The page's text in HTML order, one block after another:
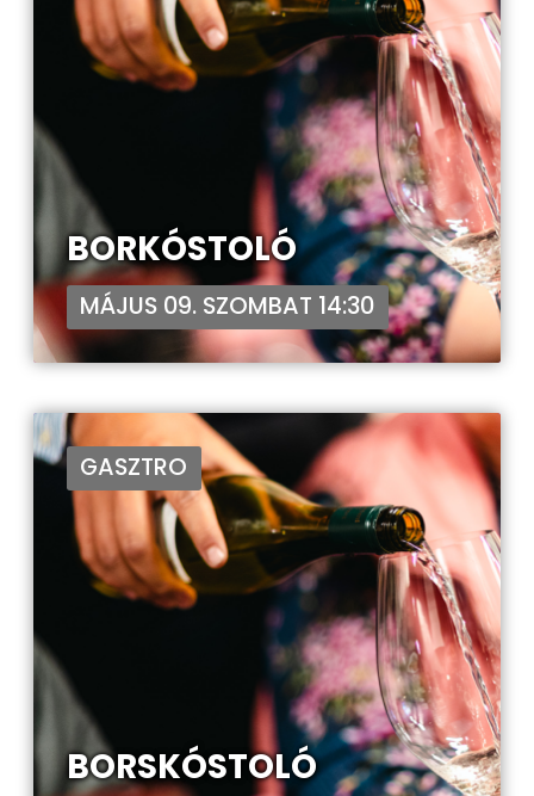
BORKÓSTOLÓ
MÁJUS 09. SZOMBAT 14:30
GASZTRO
BORSKÓSTOLÓ